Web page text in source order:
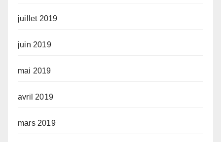
juillet 2019
juin 2019
mai 2019
avril 2019
mars 2019